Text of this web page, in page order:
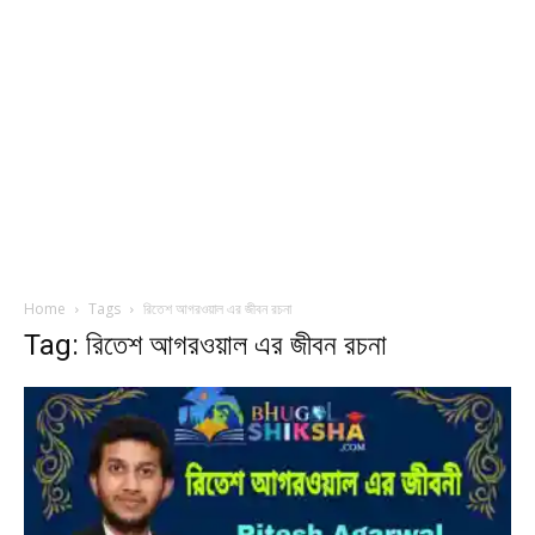
Home Tags রিতেশ আগরওয়াল এর জীবন রচনা
Tag: রিতেশ আগরওয়াল এর জীবন রচনা